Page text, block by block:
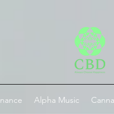
Alpha Music